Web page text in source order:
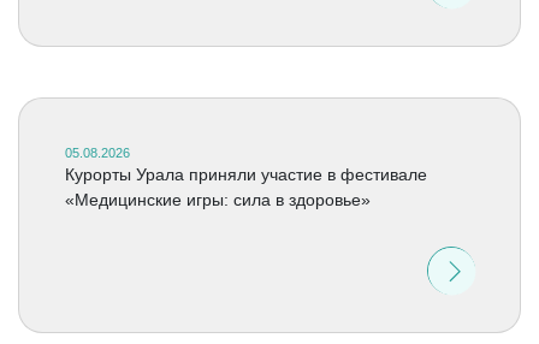
05.08.2026
Курорты Урала приняли участие в фестивале
«Медицинские игры: сила в здоровье»